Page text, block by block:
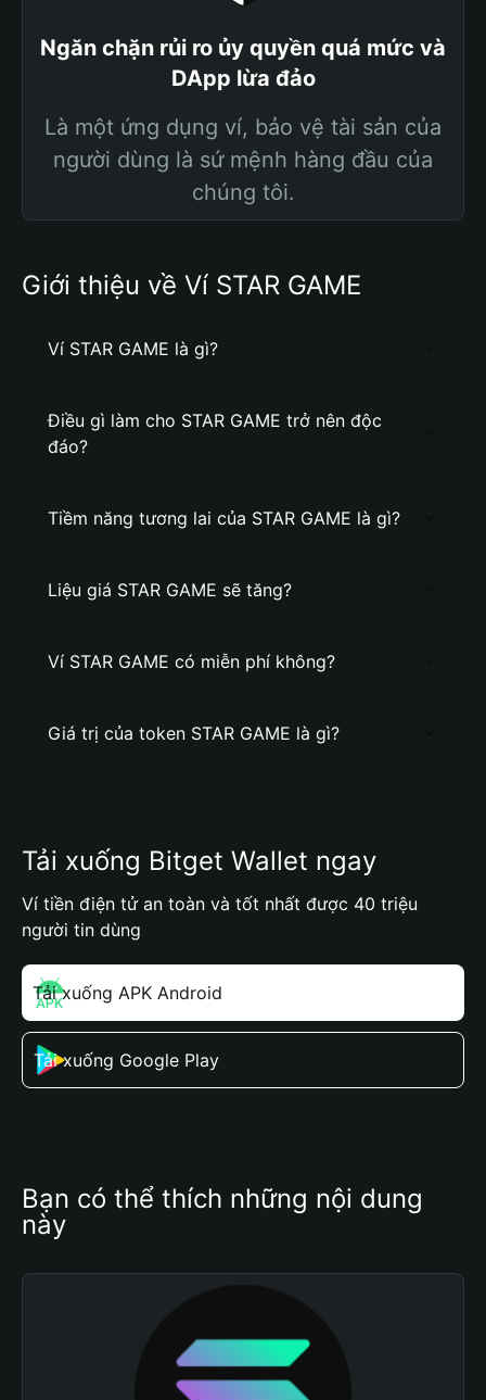
Ngăn chặn rủi ro ủy quyền quá mức và
DApp lừa đảo
Là một ứng dụng ví, bảo vệ tài sản của
người dùng là sứ mệnh hàng đầu của
chúng tôi.
Giới thiệu về Ví STAR GAME
Ví STAR GAME là gì?
Điều gì làm cho STAR GAME trở nên độc
đáo?
Tiềm năng tương lai của STAR GAME là gì?
Liệu giá STAR GAME sẽ tăng?
Ví STAR GAME có miễn phí không?
Giá trị của token STAR GAME là gì?
Tải xuống Bitget Wallet ngay
Ví tiền điện tử an toàn và tốt nhất được 40 triệu
người tin dùng
Tải xuống APK Android
Tải xuống Google Play
Bạn có thể thích những nội dung
này